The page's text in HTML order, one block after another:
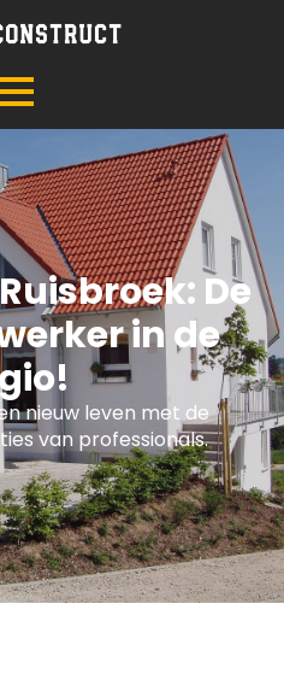
De
in de
nieuw leven met de
van professionals.